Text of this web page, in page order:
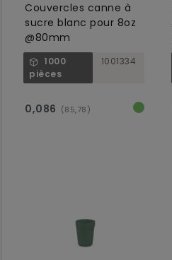
Couvercles canne à
sucre blanc pour 8oz
@80mm
1000
pièces
1001334
0,086 (85,78)